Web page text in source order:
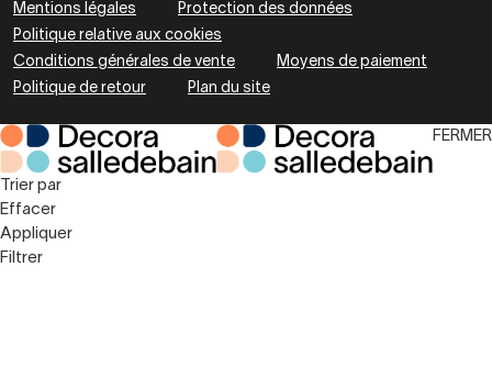
Mentions légales
Protection des données
Politique relative aux cookies
Conditions générales de vente
Moyens de paiement
Politique de retour
Plan du site
FERMER
Trier par
Effacer
Appliquer
Filtrer